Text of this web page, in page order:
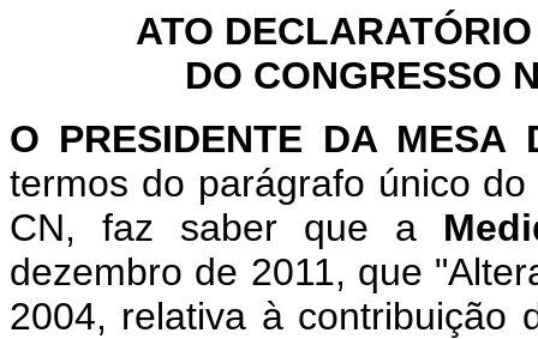
ATO
DO CONGRESSO
O PRESIDENTE DA MESA
termos do parágrafo único
CN, faz saber que a
dezembro de 2011, que
2004, relativa à contribuição